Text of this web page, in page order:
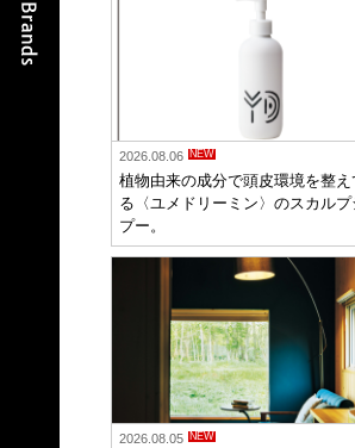
2026.08.06 NEW
植物由来の成分で頭皮環境を整え
る〈ユメドリーミン〉のスカルプ
プー。
2026.08.05 NEW